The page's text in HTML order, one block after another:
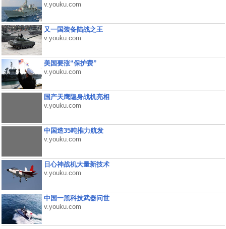
v.youku.com
又一国装备陆战之王
v.youku.com
美国要涨“保护费”
v.youku.com
国产天鹰隐身战机亮相
v.youku.com
中国造35吨推力航发
v.youku.com
日心神战机大量新技术
v.youku.com
中国一黑科技武器问世
v.youku.com